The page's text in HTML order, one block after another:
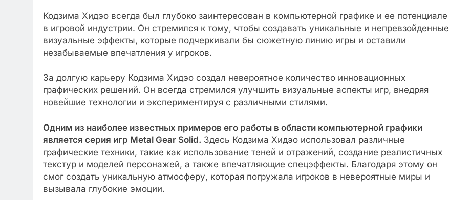
Кодзима Хидэо всегда был глубоко заинтересован в компьютерной графике и ее потенциале
в игровой индустрии. Он стремился к тому, чтобы создавать уникальные и непревзойденные
визуальные эффекты, которые подчеркивали бы сюжетную линию игры и оставили
незабываемые впечатления у игроков.
За долгую карьеру Кодзима Хидэо создал невероятное количество инновационных
графических решений. Он всегда стремился улучшить визуальные аспекты игр, внедряя
новейшие технологии и экспериментируя с различными стилями.
Одним из наиболее известных примеров его работы в области компьютерной графики
является серия игр Metal Gear Solid. Здесь Кодзима Хидэо использовал различные
графические техники, такие как использование теней и отражений, создание реалистичных
текстур и моделей персонажей, а также впечатляющие спецэффекты. Благодаря этому он
смог создать уникальную атмосферу, которая погружала игроков в невероятные миры и
вызывала глубокие эмоции.